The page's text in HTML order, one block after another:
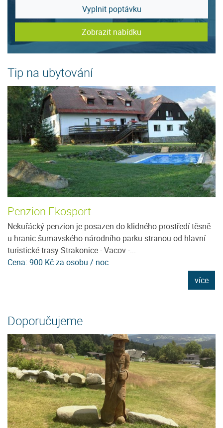
Vyplnit poptávku
Zobrazit nabídku
Tip na ubytování
Penzion Ekosport
Nekuřácký penzion je posazen do klidného prostředí těsně
u hranic šumavského národního parku stranou od hlavní
turistické trasy Strakonice - Vacov -...
Cena: 900 Kč za osobu / noc
více
Doporučujeme